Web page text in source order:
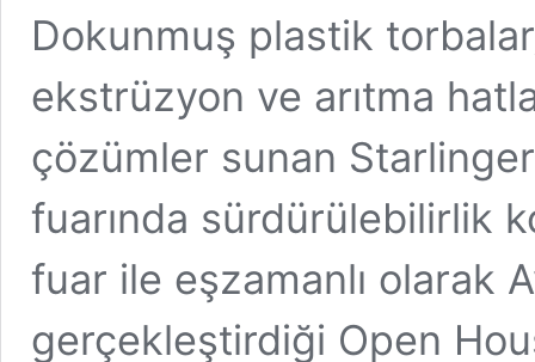
Dokunmuş plastik
ekstrüzyon ve arıtma
çözümler sunan
fuarında sürdürülebilirlik
fuar ile eşzamanlı olarak
gerçekleştirdiği Open